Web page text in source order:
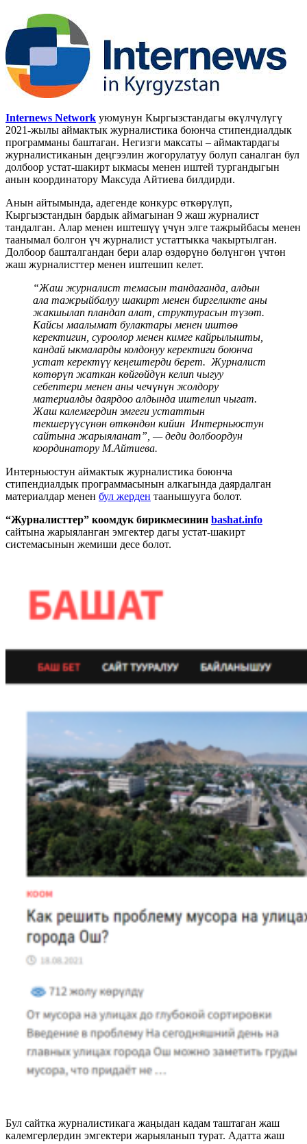
Internews Network уюмунун Кыргызстандагы өкүлчүлүгү
2021-жылы аймактык журналистика боюнча стипендиалдык
программаны баштаган. Негизги максаты – аймактардагы
журналистиканын деңгээлин жогорулатуу болуп саналган бул
долбоор устат-шакирт ыкмасы менен иштей тургандыгын
анын координатору Максуда Айтиева билдирди.
Анын айтымында, адегенде конкурс өткөрүлүп,
Кыргызстандын бардык аймагынан 9 жаш журналист
тандалган. Алар менен иштешүү үчүн элге тажрыйбасы менен
таанымал болгон үч журналист устаттыкка чакыртылган.
Долбоор башталгандан бери алар өздөрүнө бөлүнгөн үчтөн
жаш журналисттер менен иштешип келет.
“Жаш журналист темасын тандаганда, алдын
ала тажрыйбалуу шакирт менен биргеликте аны
жакшылап пландап алат, структурасын түзөт.
Кайсы маалымат булактары менен иштөө
керектигин, суроолор менен кимге кайрылышты,
кандай ыкмаларды колдонуу керектиги боюнча
устат керектүү кеңештерди берет. Журналист
көтөрүп жаткан көйгөйдүн келип чыгуу
себептери менен аны чечүнүн жолдору
материалды даярдоо алдында иштелип чыгат.
Жаш калемгердин эмгеги устаттын
текшерүүсүнөн өткөндөн кийин Интерньюстун
сайтына жарыяланат”, — деди долбоордун
координатору М.Айтиева.
Интерньюстун аймактык журналистика боюнча
стипендиалдык программасынын алкагында даярдалган
материалдар менен бул жерден таанышууга болот.
“Журналисттер” коомдук бирикмесинин bashat.info
сайтына жарыяланган эмгектер дагы устат-шакирт
системасынын жемиши десе болот.
Бул сайтка журналистикага жаңыдан кадам таштаган жаш
калемгерлердин эмгектери жарыяланып турат. Адатта жаш